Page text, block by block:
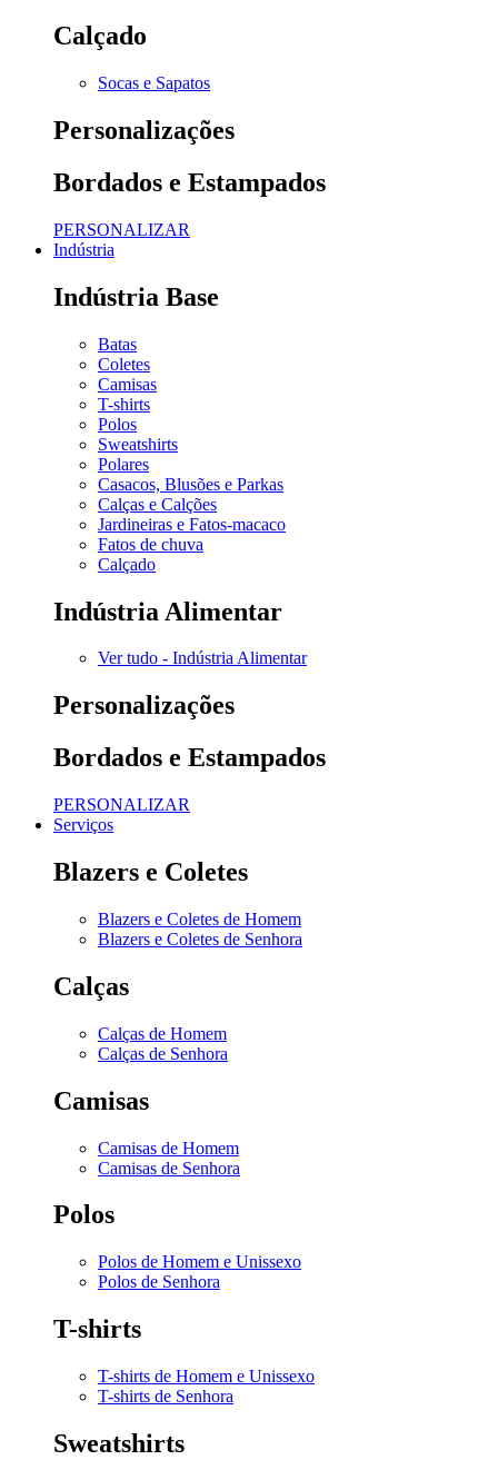
Calçado
Socas e Sapatos
Personalizações
Bordados e Estampados
PERSONALIZAR
Indústria
Indústria Base
Batas
Coletes
Camisas
T-shirts
Polos
Sweatshirts
Polares
Casacos, Blusões e Parkas
Calças e Calções
Jardineiras e Fatos-macaco
Fatos de chuva
Calçado
Indústria Alimentar
Ver tudo - Indústria Alimentar
Personalizações
Bordados e Estampados
PERSONALIZAR
Serviços
Blazers e Coletes
Blazers e Coletes de Homem
Blazers e Coletes de Senhora
Calças
Calças de Homem
Calças de Senhora
Camisas
Camisas de Homem
Camisas de Senhora
Polos
Polos de Homem e Unissexo
Polos de Senhora
T-shirts
T-shirts de Homem e Unissexo
T-shirts de Senhora
Sweatshirts